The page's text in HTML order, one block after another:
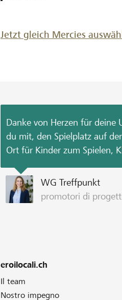
Jetzt gleich Mercies
Danke von Herzen für deine
du mit, den Spielplatz auf
Ort für Kinder zum Spielen,
WG Treffpunkt
promotori di
eroilocali.ch
Il team
Nostro impegno